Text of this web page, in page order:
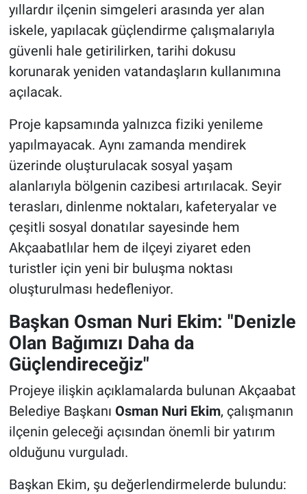
yıllardır ilçenin simgeleri arasında yer alan
iskele, yapılacak güçlendirme çalışmalarıyla
güvenli hale getirilirken, tarihi dokusu
korunarak yeniden vatandaşların kullanımına
açılacak.
Proje kapsamında yalnızca fiziki yenileme
yapılmayacak. Aynı zamanda mendirek
üzerinde oluşturulacak sosyal yaşam
alanlarıyla bölgenin cazibesi artırılacak. Seyir
terasları, dinlenme noktaları, kafeteryalar ve
çeşitli sosyal donatılar sayesinde hem
Akçaabatlılar hem de ilçeyi ziyaret eden
turistler için yeni bir buluşma noktası
oluşturulması hedefleniyor.
Başkan Osman Nuri Ekim: "Denizle
Olan Bağımızı Daha da
Güçlendireceğiz"
Projeye ilişkin açıklamalarda bulunan Akçaabat
Belediye Başkanı Osman Nuri Ekim, çalışmanın
ilçenin geleceği açısından önemli bir yatırım
olduğunu vurguladı.
Başkan Ekim, şu değerlendirmelerde bulundu: